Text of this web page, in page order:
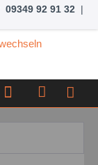
09349 92 91 32 |